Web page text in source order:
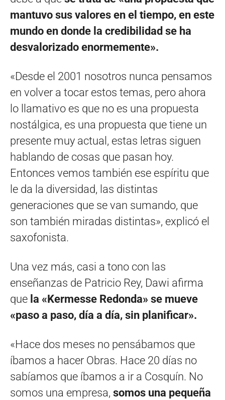
mantuvo sus valores en el tiempo, en este
mundo en donde la credibilidad se ha
desvalorizado enormemente».
«Desde el 2001 nosotros nunca pensamos
en volver a tocar estos temas, pero ahora
lo llamativo es que no es una propuesta
nostálgica, es una propuesta que tiene un
presente muy actual, estas letras siguen
hablando de cosas que pasan hoy.
Entonces vemos también ese espíritu que
le da la diversidad, las distintas
generaciones que se van sumando, que
son también miradas distintas», explicó el
saxofonista.
Una vez más, casi a tono con las
enseñanzas de Patricio Rey, Dawi afirma
que la «Kermesse Redonda» se mueve
«paso a paso, día a día, sin planificar».
«Hace dos meses no pensábamos que
íbamos a hacer Obras. Hace 20 días no
sabíamos que íbamos a ir a Cosquín. No
somos una empresa, somos una pequeña